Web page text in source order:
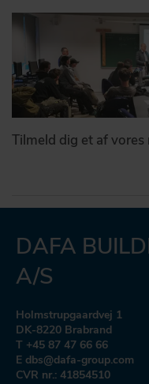
Tilmeld dig et af
DAFA
A/S
Holmstrupgaardvej 1
DK-8220 Brabrand
T +45 87 47 66 66
E dbs@dafa-group.com
CVR nr.: 41854510